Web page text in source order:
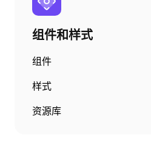
组件和样式
组件
样式
资源库